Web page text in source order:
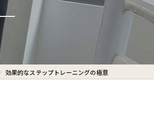
パーソナル
ボディメイク
初心者
ダイエット
効果的なステップトレーニングの極意